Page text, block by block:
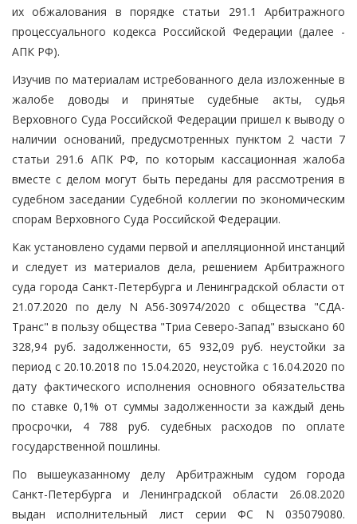
их обжалования в порядке статьи 291.1 Арбитражного
процессуального кодекса Российской Федерации (далее -
АПК РФ).
Изучив по материалам истребованного дела изложенные в
жалобе доводы и принятые судебные акты, судья
Верховного Суда Российской Федерации пришел к выводу о
наличии оснований, предусмотренных пунктом 2 части 7
статьи 291.6 АПК РФ, по которым кассационная жалоба
вместе с делом могут быть переданы для рассмотрения в
судебном заседании Судебной коллегии по экономическим
спорам Верховного Суда Российской Федерации.
Как установлено судами первой и апелляционной инстанций
и следует из материалов дела, решением Арбитражного
суда города Санкт-Петербурга и Ленинградской области от
21.07.2020 по делу N А56-30974/2020 с общества "СДА-
Транс" в пользу общества "Триа Северо-Запад" взыскано 60
328,94 руб. задолженности, 65 932,09 руб. неустойки за
период с 20.10.2018 по 15.04.2020, неустойка с 16.04.2020 по
дату фактического исполнения основного обязательства
по ставке 0,1% от суммы задолженности за каждый день
просрочки, 4 788 руб. судебных расходов по оплате
государственной пошлины.
По вышеуказанному делу Арбитражным судом города
Санкт-Петербурга и Ленинградской области 26.08.2020
выдан исполнительный лист серии ФС N 035079080.